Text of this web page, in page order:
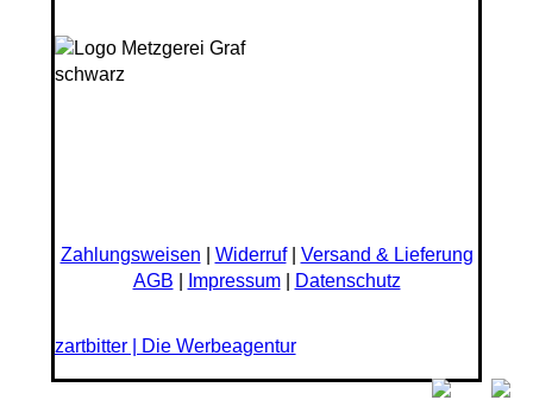
Zahlungsweisen Widerruf| Versand & Lieferung
AGB
Impressum| Datenschutz
zartbitter | Die Werbeagentur